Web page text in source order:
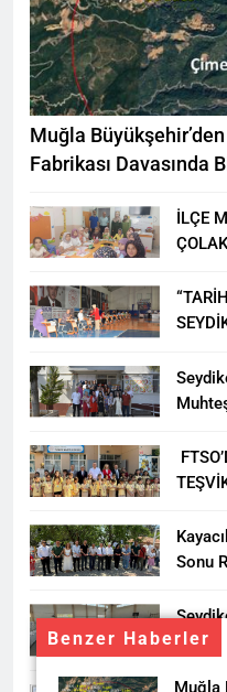
Benzer Haberler
Muğla
Muğla
Fabrikası Davasında
İLÇE
Sonu